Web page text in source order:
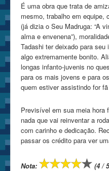
É uma obra que trata de
mesmo, trabalho em equipe,
(já dizia o Seu Madruga: “A
alma e envenena”),
Tadashi ter deixado para
algo extremamente bonito.
longas infanto-juvenis no
para os mais jovens e para
quem estiver assistindo for
Previsível em sua meia hora
nada que vai reinventar a
com carinho e dedicação.
passar os crédito para ver
Nota: (4 /